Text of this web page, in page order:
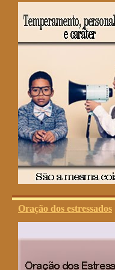
Oração dos estressados